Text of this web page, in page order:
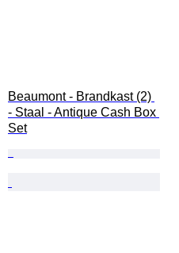
Beaumont - Brandkast (2)
- Staal - Antique Cash Box
Set